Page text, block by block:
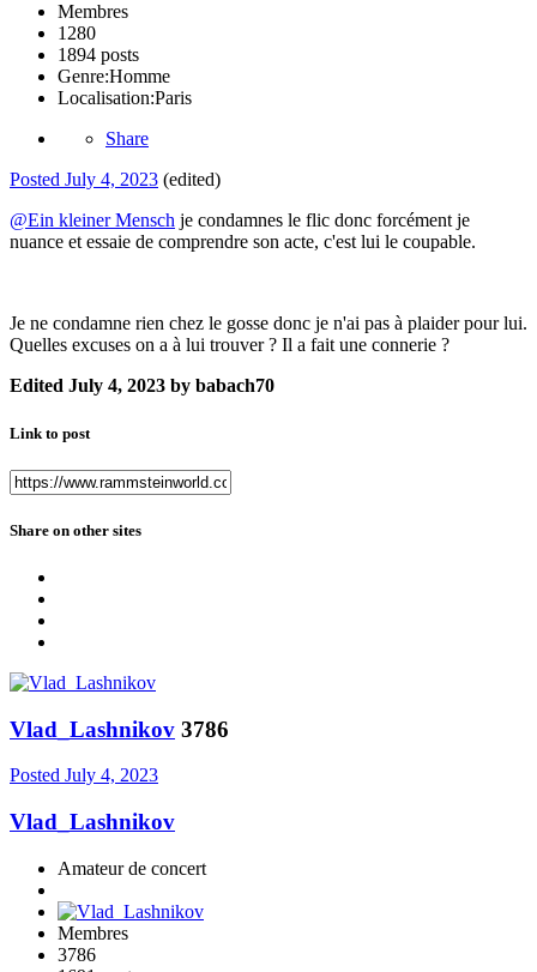
Membres
1280
1894 posts
Genre:Homme
Localisation:Paris
Share
Posted July 4, 2023 (edited)
@Ein kleiner Mensch je condamnes le flic donc forcément je
nuance et essaie de comprendre son acte, c'est lui le coupable.
Je ne condamne rien chez le gosse donc je n'ai pas à plaider pour lui.
Quelles excuses on a à lui trouver ? Il a fait une connerie ?
Edited July 4, 2023 by babach70
Link to post
Share on other sites
Vlad_Lashnikov 3786
Posted July 4, 2023
Vlad_Lashnikov
Amateur de concert
Membres
3786